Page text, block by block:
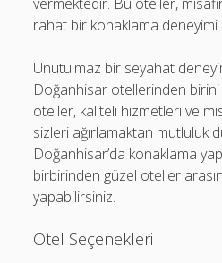
rahat bir konaklama deneyimi
Unutulmaz bir seyahat
Doğanhisar otellerinden
oteller, kaliteli hizmetleri ve
sizleri ağırlamaktan mutluluk
Doğanhisar’da konaklama
birbirinden güzel oteller
yapabilirsiniz.
Otel Seçenekleri